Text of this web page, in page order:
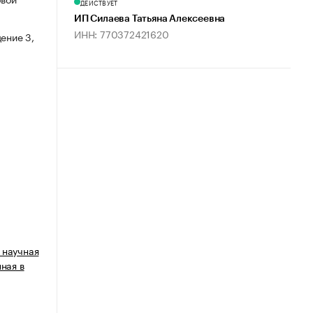
3,
в
ДЕЙСТВУЕТ
ИП Силаева Татьяна Алексеевна
ИНН: 770372421620